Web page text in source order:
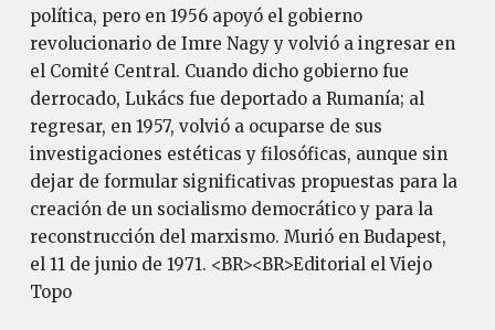
política, pero en 1956 apoyó el gobierno
revolucionario de Imre Nagy y volvió a ingresar en
el Comité Central. Cuando dicho gobierno fue
derrocado, Lukács fue deportado a Rumanía; al
regresar, en 1957, volvió a ocuparse de sus
investigaciones estéticas y filosóficas, aunque sin
dejar de formular significativas propuestas para la
creación de un socialismo democrático y para la
reconstrucción del marxismo. Murió en Budapest,
el 11 de junio de 1971. <BR><BR>Editorial el Viejo
Topo